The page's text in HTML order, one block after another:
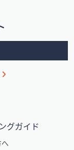
グガイド